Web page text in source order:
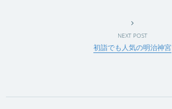
NEXT POST
初詣でも人気の明治神宮